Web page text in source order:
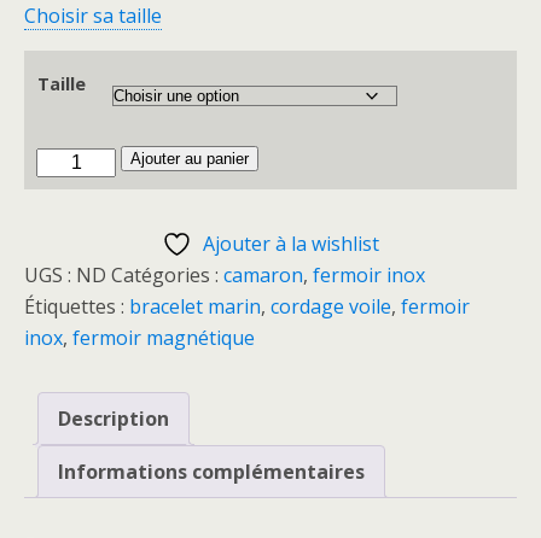
Choisir sa taille
Taille
quantité
de
Ajouter au panier
Ajouter à la wishlist
UGS : ND Catégories : camaron, fermoir inox
Étiquettes : bracelet marin, cordage voile, fermoir
inox, fermoir magnétique
Description
Informations complémentaires